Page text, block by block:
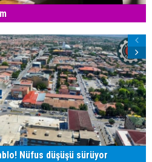
Nüfus düşüşü sürüyor